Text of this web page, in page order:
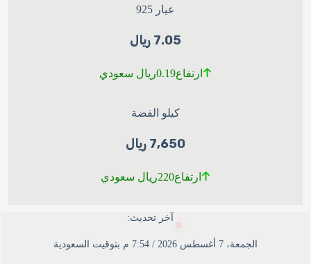
عيار 925
7.05 ريال
ارتفاع0.19ريال سعودي
كيلو الفضة
7,650 ريال
ارتفاع220ريال سعودي
آخر تحديث:
الجمعة، 7 أغسطس 2026 / 7:54 م بتوقيت السعودية